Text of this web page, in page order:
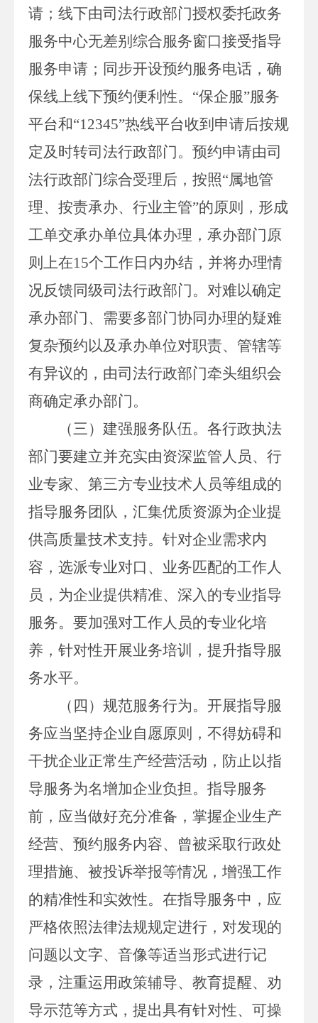
请； 线下由司法行政部门授权委托政务
服务中心无差别综合服务窗口接受指导
服务申请； 同步开设预约服务电话 ，确
保线上线下预约便利性。 “保企服”服务
平台和“12345”热线平台收到申请后按规
定及时转司法行政部门。预约申请由司
法行政部门综合受理后， 按照“属地管
理、按责承办、行业主管”的原则，形成
工单交承办单位具体办理，承办部门原
则上在15个工作日内办结，并将办理情
况反馈同级司法行政部门。对难以确定
承办部门、需要多部门协同办理的疑难
复杂预约以及承办单位对职责、管辖等
有异议的，由司法行政部门牵头组织会
商确定承办部门。
（三）建强服务队伍。 各行政执法
部门要建立并充实由资深监管人员、行
业专家、第三方专业技术人员等组成的
指导服务团队，汇集优质资源为企业提
供高质量技术支持。针对企业需求内
容，选派专业对口、业务匹配的工作人
员，为企业提供精准、深入的专业指导
服务。要加强对工作人员的专业化培
养，针对性开展业务培训，提升指导服
务水平。
（四）规范服务行为。 开展指导服
务应当坚持企业自愿原则，不得妨碍和
干扰企业正常生产经营活动，防止以指
导服务为名增加企业负担。指导服务
前， 应当做好充分准备，掌握企业生产
经营、预约服务内容、曾被采取行政处
理措施、被投诉举报等情况，增强工作
的精准性和实效性。 在指导服务中，应
严格依照法律法规规定进行，对发现的
问题以文字、 音像等适当形式进行记
录 ， 注重运用政策辅导、教育提醒、劝
导示范等方式，提出具有针对性、可操